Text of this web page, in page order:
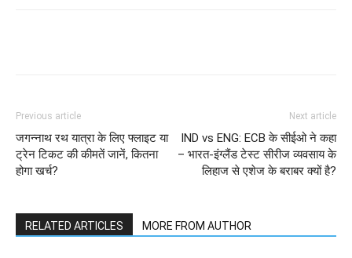
Previous article
जगन्नाथ रथ यात्रा के लिए फ्लाइट या
ट्रेन टिकट की कीमतें जानें, कितना
होगा खर्च?
Next article
IND vs ENG: ECB के सीईओ ने कहा
– भारत-इंग्लैंड टेस्ट सीरीज व्यवसाय के
लिहाज से एशेज के बराबर क्यों है?
RELATED ARTICLES MORE FROM AUTHOR